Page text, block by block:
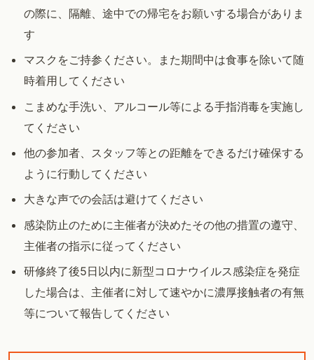
の際に、隔離、途中での帰宅をお願いする場合がありま
す
マスクをご持参ください。また期間中は食事を除いて随
時着用してください
こまめな手洗い、アルコール等による手指消毒を実施し
てください
他の参加者、スタッフ等との距離をできるだけ確保する
ように行動してください
大きな声での会話は避けてください
感染防止のために主催者が決めたその他の措置の遵守、
主催者の指示に従ってください
研修終了後5日以内に新型コロナウイルス感染症を発症
した場合は、主催者に対して速やかに濃厚接触者の有無
等について報告してください